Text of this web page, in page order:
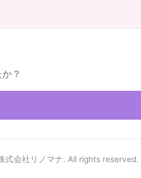
？
式会社リノマナ. All rights reserved.